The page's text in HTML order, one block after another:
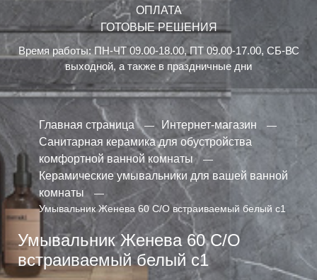
ОПЛАТА
ГОТОВЫЕ РЕШЕНИЯ
Время работы: ПН-ЧТ 09.00-18.00, ПТ 09.00-17.00, СБ-ВС
выходной, а также в праздничные дни
Главная страница
Интернет-магазин
Санитарная керамика для обустройства
комфортной ванной комнаты
Керамические умывальники для вашей ванной
комнаты
Умывальник Женева 60 С/О встраиваемый белый с1
Умывальник Женева 60 С/О
встраиваемый белый с1